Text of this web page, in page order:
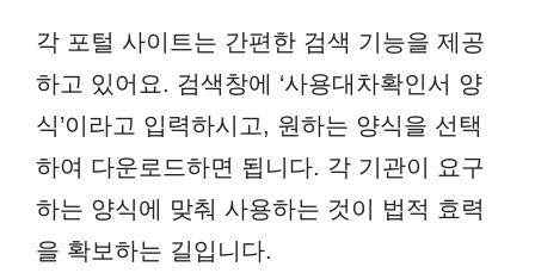
각 포털 사이트는 간편한 검색 기능을 제공
하고 있어요. 검색창에 ‘사용대차확인서 양
식’이라고 입력하시고, 원하는 양식을 선택
하여 다운로드하면 됩니다. 각 기관이 요구
하는 양식에 맞춰 사용하는 것이 법적 효력
을 확보하는 길입니다.